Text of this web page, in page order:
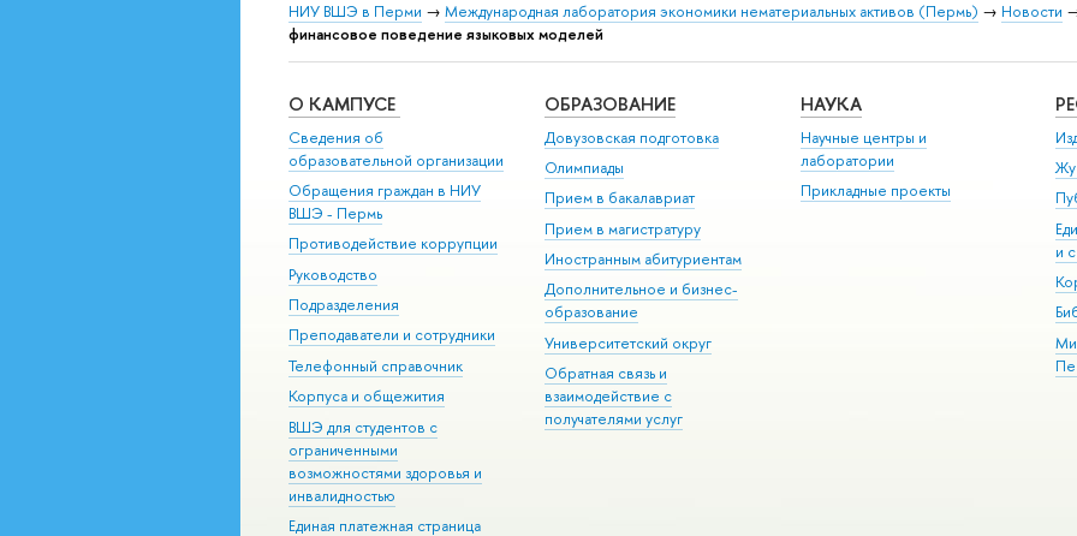
НИУ ВШЭ в Перми → Международная лаборатория экономики нематериальных активов (Пермь) → Новости
финансовое поведение языковых моделей
О КАМПУСЕ
Сведения об
образовательной организации
Обращения граждан в НИУ
ВШЭ - Пермь
Противодействие коррупции
Руководство
Подразделения
Преподаватели и сотрудники
Телефонный справочник
Корпуса и общежития
ВШЭ для студентов с
ограниченными
возможностями здоровья и
инвалидностью
Единая платежная страница
ОБРАЗОВАНИЕ
Довузовская подготовка
Олимпиады
Прием в бакалавриат
Прием в магистратуру
Иностранным абитуриентам
Дополнительное и бизнес-
образование
Университетский округ
Обратная связь и
взаимодействие с
получателями услуг
НАУКА
Научные центры и
лаборатории
Прикладные проекты
и